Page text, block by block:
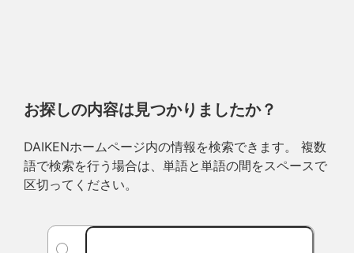
お探しの内容は見つかりましたか？
DAIKENホームページ内の情報を検索できます。 複数
語で検索を行う場合は、単語と単語の間をスペースで
区切ってください。